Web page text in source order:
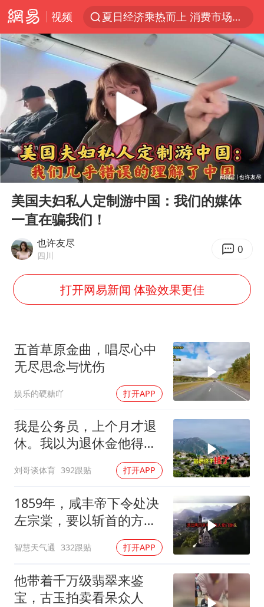
视频
夏日经济乘热而上 消费市场向新而行
白海豚对华东华北影响会大于巴威
以拒绝“和平委员会”的加沙和平计划
全球最大级别运输船通过长江大桥
央视新主播李秋莹母校发文祝贺
上门女婿出轨女邻居多年被判重婚罪
国足U17与阿森纳决赛取消 并列冠军
上海全力守护市民“菜篮子”
猫咪过火把节被抹成黑猫
BLG经理辟谣Bin离队
暴雨预报为何有时感觉不准
总书记点赞的非遗苗绣焕发新生机
Play
00:00 18:49
美国夫妇私人定制游中国：我们的媒体
一直在骗我们！
也许友尽
四川 0
打开网易新闻 体验效果更佳
五首草原金曲，唱尽心中
无尽思念与忧伤
娱乐的硬糖吖 打开APP
我是公务员，上个月才退
休。我以为退休金他得有
刘哥谈体育 392跟贴 打开APP
1859年，咸丰帝下令处决
左宗棠，要以斩首的方式
公开行刑，在那生死攸关
的关头
智慧天气通 332跟贴 打开APP
他带着千万级翡翠来鉴
宝，古玉拍卖看呆众人